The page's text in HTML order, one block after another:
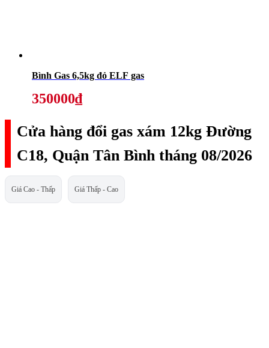
Bình Gas 6,5kg đỏ ELF gas
350000₫
Cửa hàng đổi gas xám 12kg Đường
C18, Quận Tân Bình tháng 08/2026
Giá Cao - Thấp Giá Thấp - Cao